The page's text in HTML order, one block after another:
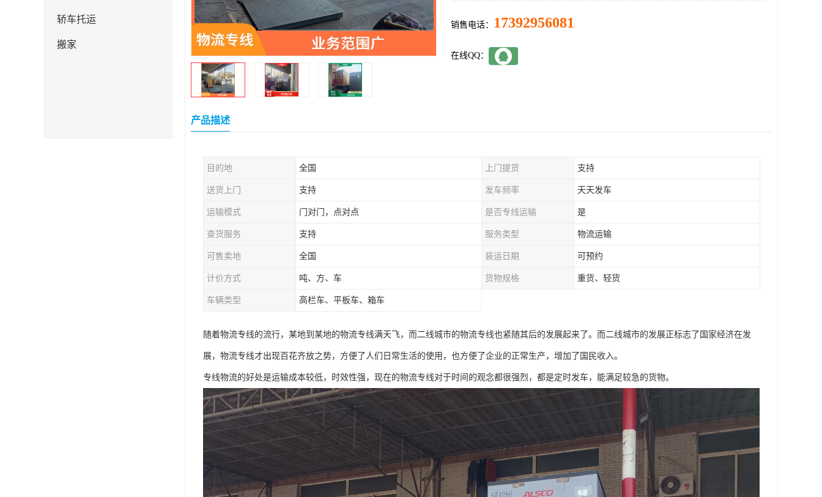
轿车托运
搬家
销售电话： 17392956081
在线QQ：
产品描述
目的地 全国 上门提货 支持
送货上门 支持 发车频率 天天发车
运输模式 门对门，点对点 是否专线运输 是
查货服务 支持 服务类型 物流运输
可售卖地 全国 装运日期 可预约
计价方式 吨、方、车 货物规格 重货、轻货
车辆类型 高栏车、平板车、箱车
随着物流专线的流行，某地到某地的物流专线满天飞，而二线城市的物流专线也紧随其后的发展起来了。而二线城市的发展正标志了国家经济在发
展，物流专线才出现百花齐放之势，方便了人们日常生活的使用，也方便了企业的正常生产，增加了国民收入。
专线物流的好处是运输成本较低，时效性强，现在的物流专线对于时间的观念都很强烈，都是定时发车，能满足较急的货物。